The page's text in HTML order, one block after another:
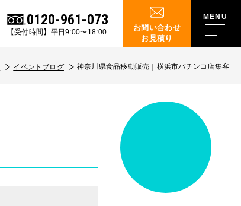
0120-961-073
【受付時間】平日9:00〜18:00
お問い合わせ
お見積り
イベントブログ 神奈川県食品移動販売｜横浜市パチンコ店集客